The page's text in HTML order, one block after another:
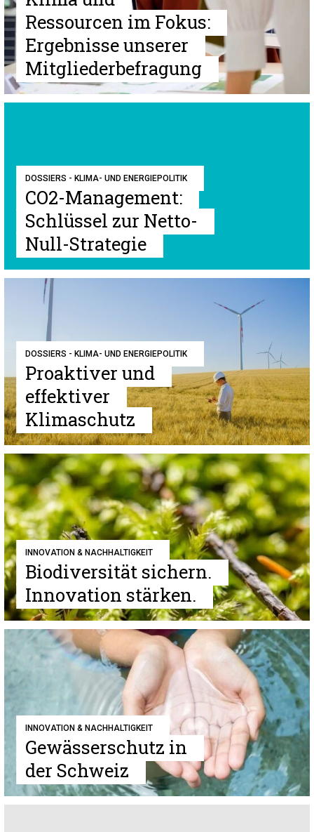
Ressourcen im Fokus:
Ergebnisse unserer
Mitgliederbefragung
DOSSIERS - KLIMA- UND ENERGIEPOLITIK
CO2-Management:
Schlüssel zur Netto-
Null-Strategie
DOSSIERS - KLIMA- UND ENERGIEPOLITIK
Proaktiver und
effektiver
Klimaschutz
INNOVATION & NACHHALTIGKEIT
Biodiversität sichern.
Innovation stärken.
INNOVATION & NACHHALTIGKEIT
Gewässerschutz in
der Schweiz